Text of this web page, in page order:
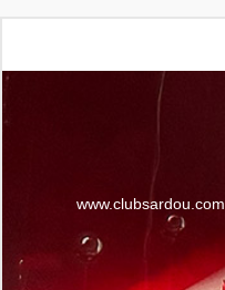
www.clubsardou.com